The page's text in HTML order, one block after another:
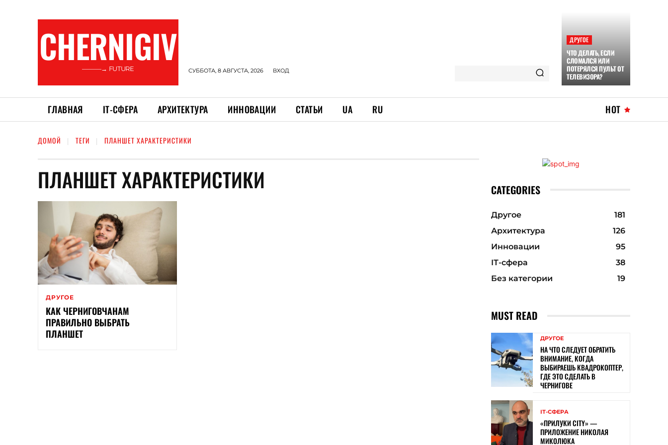
CHERNIGIV
———→ FUTURE СУББОТА, 8 АВГУСТА, 2026 ВХОД
ДРУГОЕ
ЧТО ДЕЛАТЬ, ЕСЛИ
СЛОМАЛСЯ ИЛИ
ПОТЕРЯЛСЯ ПУЛЬТ ОТ
ТЕЛЕВИЗОРА?
ГЛАВНАЯ ІТ-СФЕРА АРХИТЕКТУРА ИННОВАЦИИ СТАТЬИ UA RU HOT
ДОМОЙ ТЕГИ ПЛАНШЕТ ХАРАКТЕРИСТИКИ
ПЛАНШЕТ ХАРАКТЕРИСТИКИ
ДРУГОЕ
КАК ЧЕРНИГОВЧАНАМ
ПРАВИЛЬНО ВЫБРАТЬ
ПЛАНШЕТ
CATEGORIES
Другое
181
Архитектура
126
Инновации
95
ІТ-сфера
38
Без категории
19
MUST READ
ДРУГОЕ
НА ЧТО СЛЕДУЕТ ОБРАТИТЬ
ВНИМАНИЕ, КОГДА
ВЫБИРАЕШЬ КВАДРОКОПТЕР,
ГДЕ ЭТО СДЕЛАТЬ В
ЧЕРНИГОВЕ
ІТ-СФЕРА
«ПРИЛУКИ CITY» —
ПРИЛОЖЕНИЕ НИКОЛАЯ
МИКОЛЮКА